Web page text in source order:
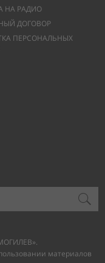
НА РАДИО
ДОГОВОР
ПЕРСОНАЛЬНЫХ
материалов